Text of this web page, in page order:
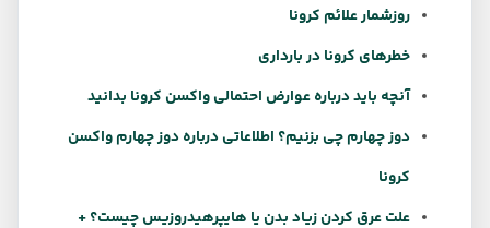
روزشمار علائم کرونا
خطرهای کرونا در بارداری
آنچه باید درباره عوارض احتمالی واکسن کرونا بدانید
دوز چهارم چی بزنیم؟ اطلاعاتی درباره دوز چهارم واکسن
علت عرق کردن زیاد بدن یا هایپرهیدروزیس چیست؟ +